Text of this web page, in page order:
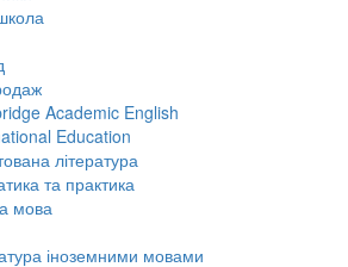
Academic English
Education
література
та практика
мова
іноземними мовами